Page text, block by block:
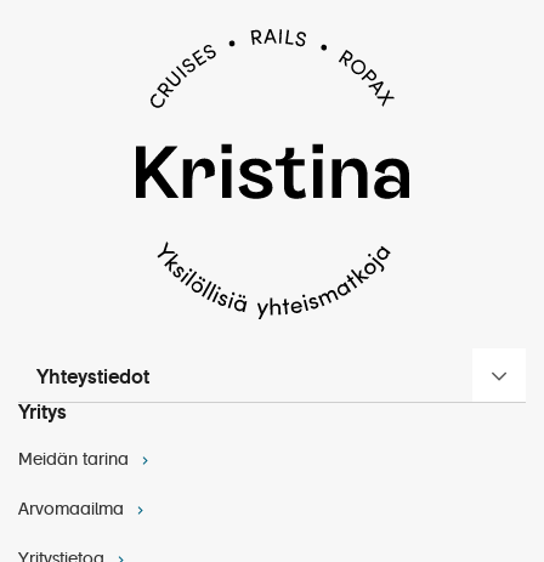
Yhteystiedot
Yritys
Meidän tarina
Arvomaailma